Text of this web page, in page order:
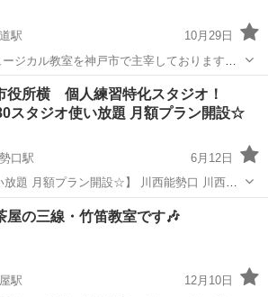
駅
10月29日
ジカル教室を神戸市で主宰しております。
仲間を募集しています！ ワンコイン体験レ
「自分の思い描いたイメー
...
野道駅 その他 キッズミュージカル
役所横 個人練習特化スタジオ！
スタジオ使い放題 月額プラン開設☆
口駅
6月12日
プラン開設☆】 川西能勢口 川西市
アコースティック楽器練習に特化したレン
スタジオ「OTO BEACH」です！ 昨年の
能勢口駅 その他 レッスン
屋の三線・竹笛教室です🎶
駅
12月10日